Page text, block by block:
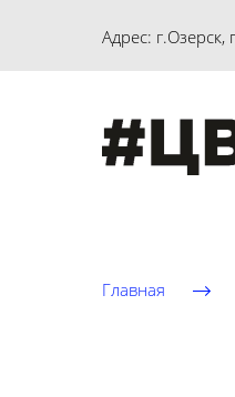
Адрес:
Главная